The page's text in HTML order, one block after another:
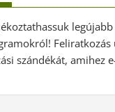
szándékát, amihez